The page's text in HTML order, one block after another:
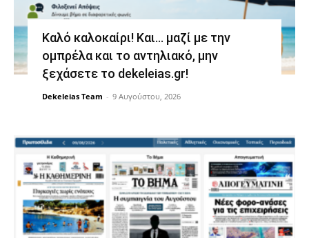
Καλό καλοκαίρι! Και… μαζί με την
ομπρέλα και το αντηλιακό, μην
ξεχάσετε το dekeleias.gr!
Dekeleias Team - 9 Αυγούστου, 2026